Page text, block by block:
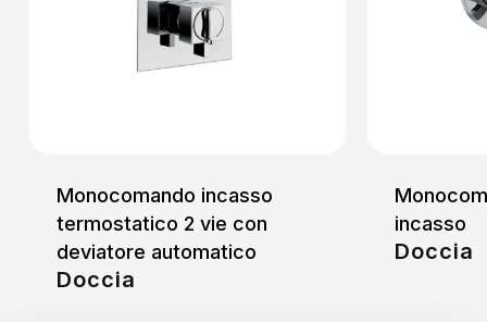
Monocomando incasso
termostatico 2 vie con
deviatore automatico
Doccia
incasso
Doccia